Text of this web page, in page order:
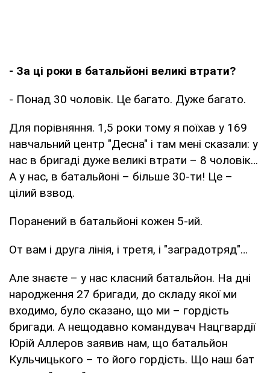
- За ці роки в батальйоні великі втрати?
- Понад 30 чоловік. Це багато. Дуже багато.
Для порівняння. 1,5 роки тому я поїхав у 169
навчальний центр "Десна" і там мені сказали: у
нас в бригаді дуже великі втрати – 8 чоловік…
А у нас, в батальйоні – більше 30-ти! Це –
цілий взвод.
Поранений в батальйоні кожен 5-ий.
От вам і друга лінія, і третя, і "заградотряд"…
Але знаєте – у нас класний батальйон. На дні
народження 27 бригади, до складу якої ми
входимо, було сказано, що ми – гордість
бригади. А нещодавно командувач Нацгвардії
Юрій Аллеров заявив нам, що батальйон
Кульчицького – то його гордість. Що наш бат